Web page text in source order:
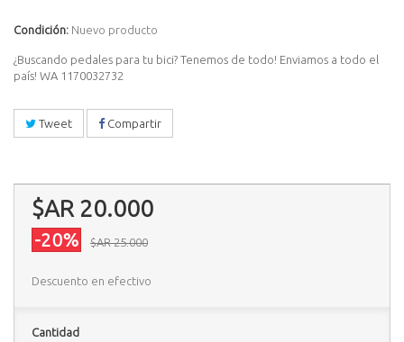
Condición: Nuevo producto
¿Buscando pedales para tu bici? Tenemos de todo! Enviamos a todo el
país! WA 1170032732
Tweet Compartir
$AR 20.000
-20% $AR 25.000
Descuento en efectivo
Cantidad